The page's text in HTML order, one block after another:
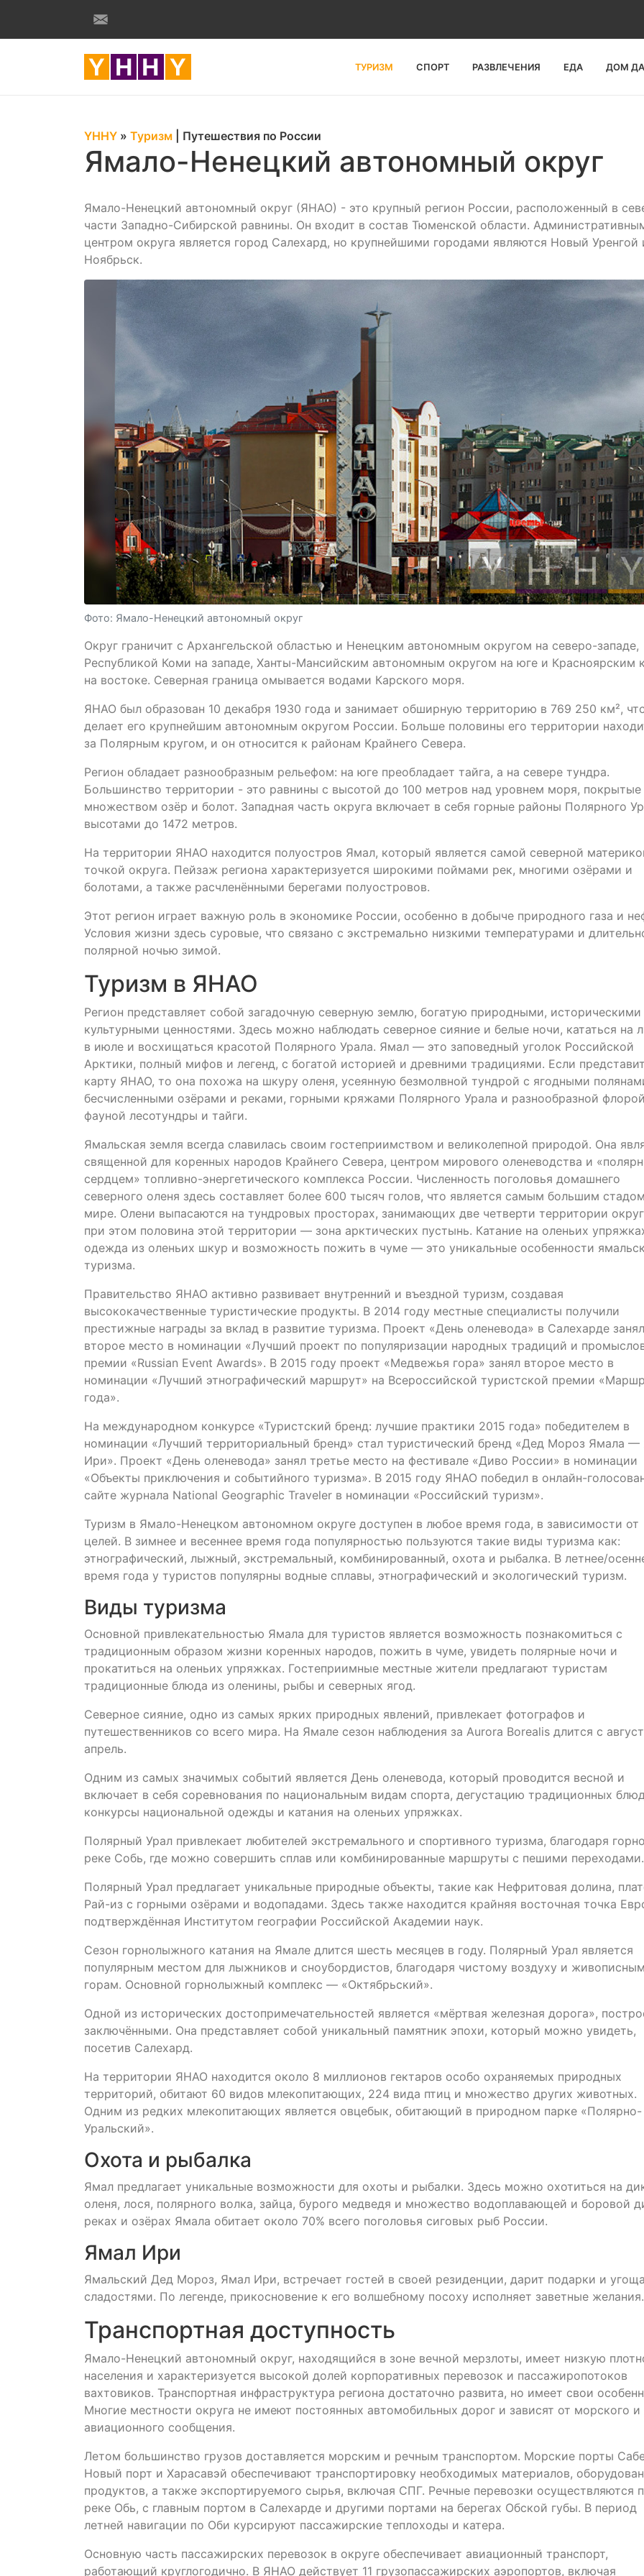
ТУРИЗМ СПОРТ РАЗВЛЕЧЕНИЯ ЕДА ДОМ
YHHY » Туризм Путешествия по России
Ямало-Ненецкий автономный округ
Ямало-Ненецкий автономный округ (ЯНАО) - это крупный регион России, расположенный в
части Западно-Сибирской равнины. Он входит в состав Тюменской области.
центром округа является город Салехард, но крупнейшими городами являются Новый Уренгой
Ноябрьск.
Фото: Ямало-Ненецкий автономный округ
Округ граничит с Архангельской областью и Ненецким автономным округом на северо-западе,
Республикой Коми на западе, Ханты-Мансийским автономным округом на юге и Красноярским
на востоке. Северная граница омывается водами Карского моря.
ЯНАО был образован 10 декабря 1930 года и занимает обширную территорию в 769 250 км²,
делает его крупнейшим автономным округом России. Больше половины его территории
за Полярным кругом, и он относится к районам Крайнего Севера.
Регион обладает разнообразным рельефом: на юге преобладает тайга, а на севере тундра.
Большинство территории - это равнины с высотой до 100 метров над уровнем моря, покрытые
множеством озёр и болот. Западная часть округа включает в себя горные районы Полярного
высотами до 1472 метров.
На территории ЯНАО находится полуостров Ямал, который является самой северной
точкой округа. Пейзаж региона характеризуется широкими поймами рек, многими озёрами и
болотами, а также расчленёнными берегами полуостровов.
Этот регион играет важную роль в экономике России, особенно в добыче природного газа и
Условия жизни здесь суровые, что связано с экстремально низкими температурами и
полярной ночью зимой.
Туризм в ЯНАО
Регион представляет собой загадочную северную землю, богатую природными, историческими
культурными ценностями. Здесь можно наблюдать северное сияние и белые ночи, кататься на
в июле и восхищаться красотой Полярного Урала. Ямал — это заповедный уголок Российской
Арктики, полный мифов и легенд, с богатой историей и древними традициями. Если
карту ЯНАО, то она похожа на шкуру оленя, усеянную безмолвной тундрой с ягодными
бесчисленными озёрами и реками, горными кряжами Полярного Урала и разнообразной
фауной лесотундры и тайги.
Ямальская земля всегда славилась своим гостеприимством и великолепной природой. Она
священной для коренных народов Крайнего Севера, центром мирового оленеводства и
сердцем» топливно-энергетического комплекса России. Численность поголовья домашнего
северного оленя здесь составляет более 600 тысяч голов, что является самым большим
мире. Олени выпасаются на тундровых просторах, занимающих две четверти территории
при этом половина этой территории — зона арктических пустынь. Катание на оленьих
одежда из оленьих шкур и возможность пожить в чуме — это уникальные особенности
туризма.
Правительство ЯНАО активно развивает внутренний и въездной туризм, создавая
высококачественные туристические продукты. В 2014 году местные специалисты получили
престижные награды за вклад в развитие туризма. Проект «День оленевода» в Салехарде занял
второе место в номинации «Лучший проект по популяризации народных традиций и
премии «Russian Event Awards». В 2015 году проект «Медвежья гора» занял второе место в
номинации «Лучший этнографический маршрут» на Всероссийской туристской премии
года».
На международном конкурсе «Туристский бренд: лучшие практики 2015 года» победителем в
номинации «Лучший территориальный бренд» стал туристический бренд «Дед Мороз Ямала
Ири». Проект «День оленевода» занял третье место на фестивале «Диво России» в номинации
«Объекты приключения и событийного туризма». В 2015 году ЯНАО победил в онлайн-
сайте журнала National Geographic Traveler в номинации «Российский туризм».
Туризм в Ямало-Ненецком автономном округе доступен в любое время года, в зависимости от
целей. В зимнее и весеннее время года популярностью пользуются такие виды туризма как:
этнографический, лыжный, экстремальный, комбинированный, охота и рыбалка. В летнее/
время года у туристов популярны водные сплавы, этнографический и экологический туризм.
Виды туризма
Основной привлекательностью Ямала для туристов является возможность познакомиться с
традиционным образом жизни коренных народов, пожить в чуме, увидеть полярные ночи и
прокатиться на оленьих упряжках. Гостеприимные местные жители предлагают туристам
традиционные блюда из оленины, рыбы и северных ягод.
Северное сияние, одно из самых ярких природных явлений, привлекает фотографов и
путешественников со всего мира. На Ямале сезон наблюдения за Aurora Borealis длится с
апрель.
Одним из самых значимых событий является День оленевода, который проводится весной и
включает в себя соревнования по национальным видам спорта, дегустацию традиционных
конкурсы национальной одежды и катания на оленьих упряжках.
Полярный Урал привлекает любителей экстремального и спортивного туризма, благодаря
реке Собь, где можно совершить сплав или комбинированные маршруты с пешими переходами.
Полярный Урал предлагает уникальные природные объекты, такие как Нефритовая долина,
Рай-из с горными озёрами и водопадами. Здесь также находится крайняя восточная точка
подтверждённая Институтом географии Российской Академии наук.
Сезон горнолыжного катания на Ямале длится шесть месяцев в году. Полярный Урал является
популярным местом для лыжников и сноубордистов, благодаря чистому воздуху и живописным
горам. Основной горнолыжный комплекс — «Октябрьский».
Одной из исторических достопримечательностей является «мёртвая железная дорога»,
заключёнными. Она представляет собой уникальный памятник эпохи, который можно увидеть,
посетив Салехард.
На территории ЯНАО находится около 8 миллионов гектаров особо охраняемых природных
территорий, обитают 60 видов млекопитающих, 224 вида птиц и множество других животных.
Одним из редких млекопитающих является овцебык, обитающий в природном парке «Полярно-
Уральский».
Охота и рыбалка
Ямал предлагает уникальные возможности для охоты и рыбалки. Здесь можно охотиться на
оленя, лося, полярного волка, зайца, бурого медведя и множество водоплавающей и боровой
реках и озёрах Ямала обитает около 70% всего поголовья сиговых рыб России.
Ямал Ири
Ямальский Дед Мороз, Ямал Ири, встречает гостей в своей резиденции, дарит подарки и
сладостями. По легенде, прикосновение к его волшебному посоху исполняет заветные желания.
Транспортная доступность
Ямало-Ненецкий автономный округ, находящийся в зоне вечной мерзлоты, имеет низкую
населения и характеризуется высокой долей корпоративных перевозок и пассажиропотоков
вахтовиков. Транспортная инфраструктура региона достаточно развита, но имеет свои
Многие местности округа не имеют постоянных автомобильных дорог и зависят от морского и
авиационного сообщения.
Летом большинство грузов доставляется морским и речным транспортом. Морские порты
Новый порт и Харасавэй обеспечивают транспортировку необходимых материалов,
продуктов, а также экспортируемого сырья, включая СПГ. Речные перевозки осуществляются
реке Обь, с главным портом в Салехарде и другими портами на берегах Обской губы. В период
летней навигации по Оби курсируют пассажирские теплоходы и катера.
Основную часть пассажирских перевозок в округе обеспечивает авиационный транспорт,
работающий круглогодично. В ЯНАО действует 11 грузопассажирских аэропортов, включая